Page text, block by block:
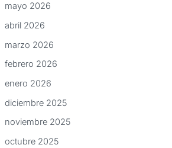
mayo 2026
abril 2026
marzo 2026
febrero 2026
enero 2026
diciembre 2025
noviembre 2025
octubre 2025